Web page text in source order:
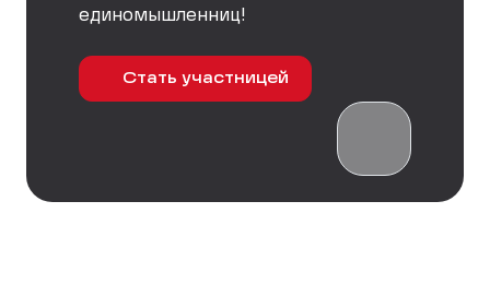
единомышленниц!
Стать участницей